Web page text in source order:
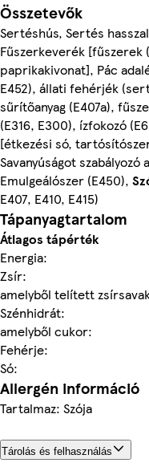
Összetevők
Sertéshús, Sertés
Fűszerkeverék
paprikakivonat], Pác
E452), állati fehérjék
sűrítőanyag (E407a),
(E316, E300), ízfokozó
[étkezési só,
Savanyúságot szabályozó
Emulgeálószer (E450),
E407, E410, E415)
Tápanyagtartalom
Átlagos tápérték
Energia:
Zsír:
amelyből telített
Szénhidrát:
amelyből cukor:
Fehérje:
Só:
Allergén információ
Tartalmaz: Szója
Tárolás és felhasználás